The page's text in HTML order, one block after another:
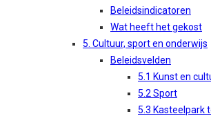
Beleidsindicatoren
Wat heeft het gekost
5. Cultuur, sport en onderwijs
Beleidsvelden
5.1 Kunst en
5.2 Sport
5.3 Kasteelpark